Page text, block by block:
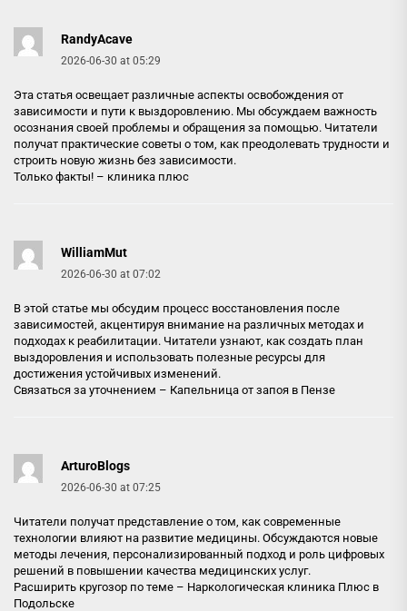
RandyAcave
2026-06-30 at 05:29
Эта статья освещает различные аспекты освобождения от
зависимости и пути к выздоровлению. Мы обсуждаем важность
осознания своей проблемы и обращения за помощью. Читатели
получат практические советы о том, как преодолевать трудности и
строить новую жизнь без зависимости.
Только факты! – клиника плюс
WilliamMut
2026-06-30 at 07:02
В этой статье мы обсудим процесс восстановления после
зависимостей, акцентируя внимание на различных методах и
подходах к реабилитации. Читатели узнают, как создать план
выздоровления и использовать полезные ресурсы для
достижения устойчивых изменений.
Связаться за уточнением – Капельница от запоя в Пензе
ArturoBlogs
2026-06-30 at 07:25
Читатели получат представление о том, как современные
технологии влияют на развитие медицины. Обсуждаются новые
методы лечения, персонализированный подход и роль цифровых
решений в повышении качества медицинских услуг.
Расширить кругозор по теме – Наркологическая клиника Плюс в
Подольске